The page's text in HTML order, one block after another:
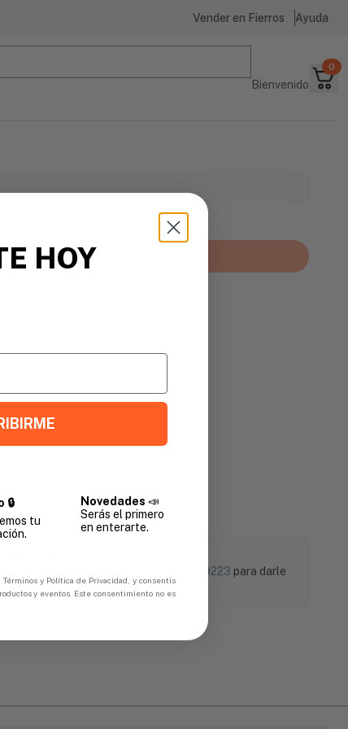
Vender en Fierros Ayuda
Bienvenido
0
Agregar al carrito
+504 9774-9223 para darle
soporte a tu compra.
HOY
🔒
tu
Novedades📣
Serás el primero
en enterarte.
y Política de Privacidad, y consentís
y eventos. Este consentimiento no es